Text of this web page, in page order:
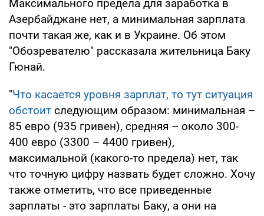
Максимального предела для заработка в
Азербайджане нет, а минимальная зарплата
почти такая же, как и в Украине. Об этом
"Обозревателю" рассказала жительница Баку
Гюнай.
"Что касается уровня зарплат, то тут ситуация
обстоит следующим образом: минимальная –
85 евро (935 гривен), средняя – около 300-
400 евро (3300 – 4400 гривен),
максимальной (какого-то предела) нет, так
что точную цифру назвать будет сложно. Хочу
также отметить, что все приведенные
зарплаты - это зарплаты Баку, а они на